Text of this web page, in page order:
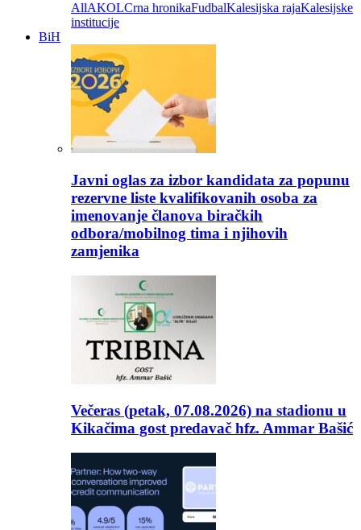
AllAKOLCrna hronikaFudbalKalesijska rajaKalesijske
institucije
BiH
Javni oglas za izbor kandidata za popunu
rezervne liste kvalifikovanih osoba za
imenovanje članova biračkih
odbora/mobilnog tima i njihovih
zamjenika
Večeras (petak, 07.08.2026) na stadionu u
Kikačima gost predavač hfz. Ammar Bašić